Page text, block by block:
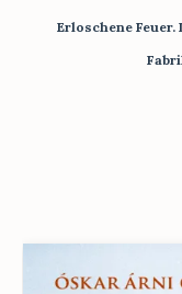
Erloschene